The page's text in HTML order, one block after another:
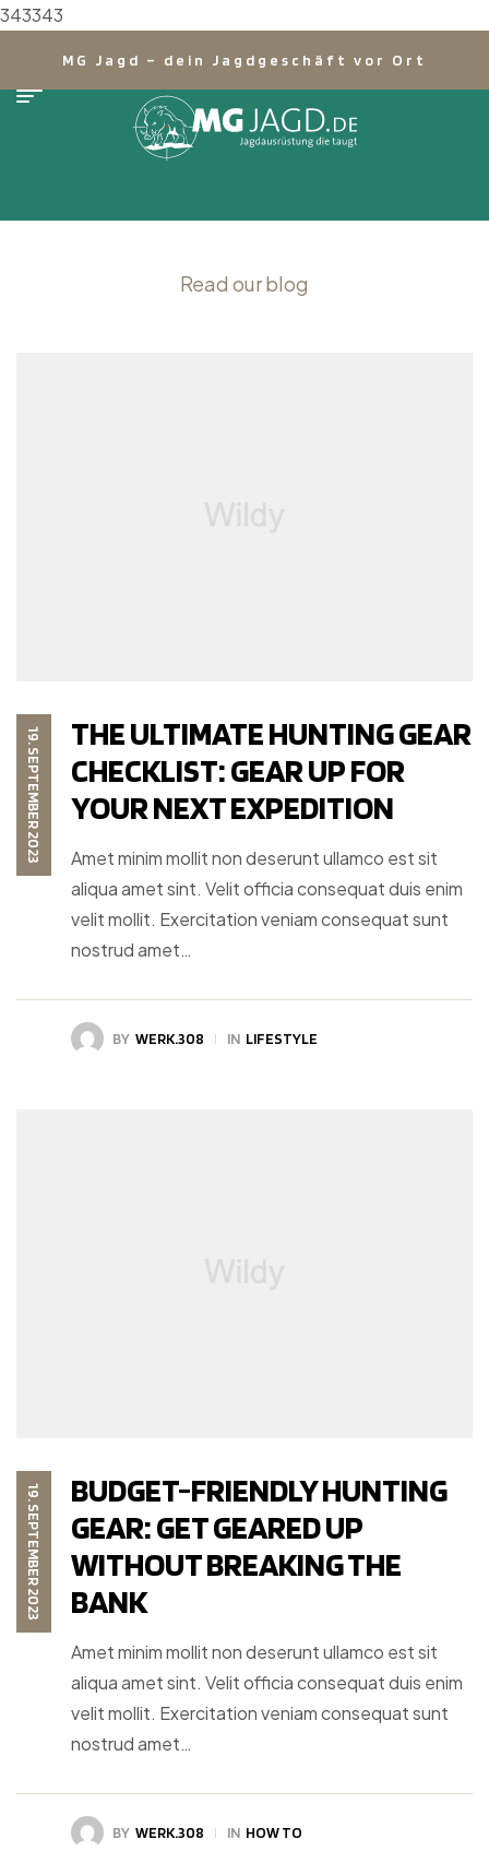
343343
MG Jagd – dein Jagdgeschäft vor Ort
Read our blog
19. SEPTEMBER 2023
THE ULTIMATE HUNTING GEAR
CHECKLIST: GEAR UP FOR
YOUR NEXT EXPEDITION
Amet minim mollit non deserunt ullamco est sit
aliqua amet sint. Velit officia consequat duis enim
velit mollit. Exercitation veniam consequat sunt
nostrud amet…
BY WERK.308 IN LIFESTYLE
19. SEPTEMBER 2023
BUDGET-FRIENDLY HUNTING
GEAR: GET GEARED UP
WITHOUT BREAKING THE
BANK
Amet minim mollit non deserunt ullamco est sit
aliqua amet sint. Velit officia consequat duis enim
velit mollit. Exercitation veniam consequat sunt
nostrud amet…
BY WERK.308 IN HOW TO